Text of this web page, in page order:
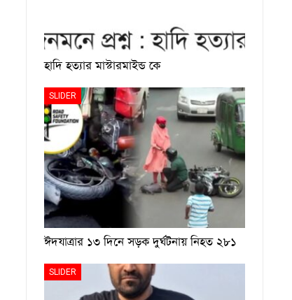
হাদি হত্যার মাস্টারমাইন্ড কে
SLIDER
ঈদযাত্রার ১৩ দিনে সড়ক দুর্ঘটনায় নিহত ২৮১
SLIDER